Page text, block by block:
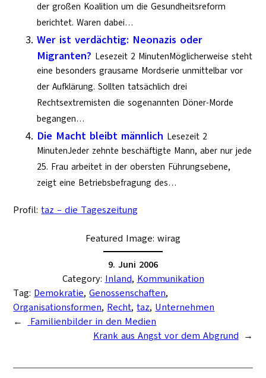
der großen Koalition um die Gesundheitsreform
berichtet. Waren dabei…
Wer ist verdächtig: Neonazis oder
Migranten? Lesezeit 2 MinutenMöglicherweise steht
eine besonders grausame Mordserie unmittelbar vor
der Aufklärung. Sollten tatsächlich drei
Rechtsextremisten die sogenannten Döner-Morde
begangen…
Die Macht bleibt männlich Lesezeit 2
MinutenJeder zehnte beschäftigte Mann, aber nur jede
25. Frau arbeitet in der obersten Führungsebene,
zeigt eine Betriebsbefragung des…
Profil:taz – die Tageszeitung
Featured Image: wirag
9. Juni 2006
Category: Inland, Kommunikation
Tag: Demokratie, Genossenschaften
Organisationsformen, Recht, taz, Unternehmen
←
Familienbilder in den Medien
Krank aus Angst vor dem Abgrund →